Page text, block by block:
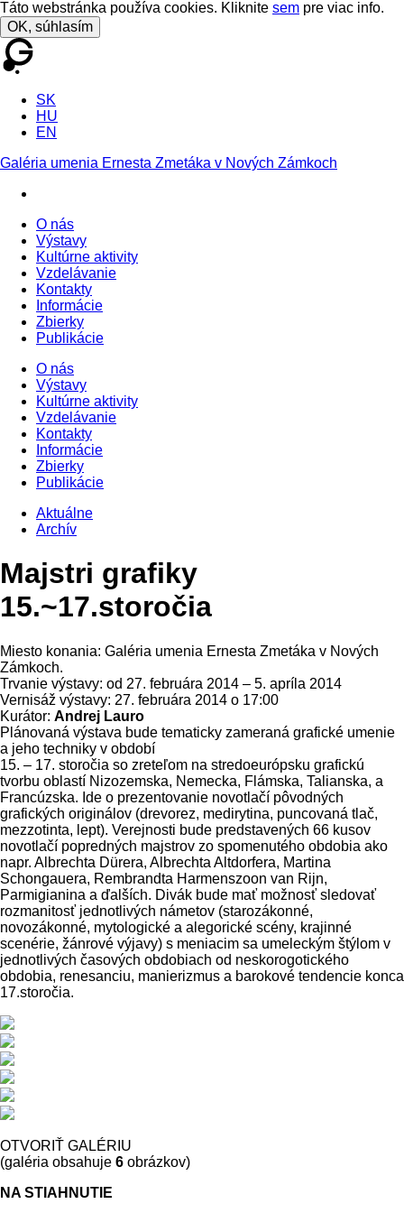
Táto webstránka používa cookies. Kliknite sem pre viac info.
OK, súhlasím
SK
HU
EN
Galéria umenia Ernesta Zmetáka v Nových Zámkoch
O nás
Výstavy
Kultúrne aktivity
Vzdelávanie
Kontakty
Informácie
Zbierky
Publikácie
O nás
Výstavy
Kultúrne aktivity
Vzdelávanie
Kontakty
Informácie
Zbierky
Publikácie
Aktuálne
Archív
Majstri grafiky
15.~17.storočia
Miesto konania: Galéria umenia Ernesta Zmetáka v Nových
Zámkoch.
Trvanie výstavy: od 27. februára 2014 – 5. apríla 2014
Vernisáž výstavy: 27. februára 2014 o 17:00
Kurátor: Andrej Lauro
Plánovaná výstava bude tematicky zameraná grafické umenie
a jeho techniky v období
15. – 17. storočia so zreteľom na stredoeurópsku grafickú
tvorbu oblastí Nizozemska, Nemecka, Flámska, Talianska, a
Francúzska. Ide o prezentovanie novotlačí pôvodných
grafických originálov (drevorez, medirytina, puncovaná tlač,
mezzotinta, lept). Verejnosti bude predstavených 66 kusov
novotlačí popredných majstrov zo spomenutého obdobia ako
napr. Albrechta Dürera, Albrechta Altdorfera, Martina
Schongauera, Rembrandta Harmenszoon van Rijn,
Parmigianina a ďalších. Divák bude mať možnosť sledovať
rozmanitosť jednotlivých námetov (starozákonné,
novozákonné, mytologické a alegorické scény, krajinné
scenérie, žánrové výjavy) s meniacim sa umeleckým štýlom v
jednotlivých časových obdobiach od neskorogotického
obdobia, renesanciu, manierizmus a barokové tendencie konca
17.storočia.
OTVORIŤ GALÉRIU
(galéria obsahuje 6 obrázkov)
NA STIAHNUTIE